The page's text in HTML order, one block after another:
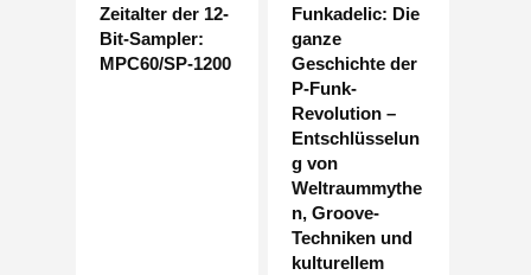
Zeitalter der 12-
Bit-Sampler:
MPC60/SP-1200
Funkadelic: Die
ganze
Geschichte der
P-Funk-
Revolution –
Entschlüsselun
g von
Weltraummythe
n, Groove-
Techniken und
kulturellem